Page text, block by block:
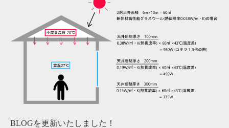
BLOGを更新いたしました！